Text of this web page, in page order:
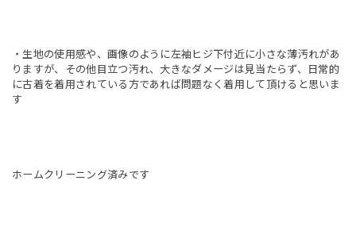
・生地の使用感や、画像のように左袖ヒジ下付近に小さな薄汚れがあ
りますが、その他目立つ汚れ、大きなダメージは見当たらず、日常的
に古着を着用されている方であれば問題なく着用して頂けると思いま
す
ホームクリーニング済みです